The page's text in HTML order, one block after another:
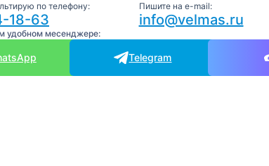
по телефону:
18-63
Пишите на e-mail:
info@velmas.ru
удобном месенджере:
Telegram